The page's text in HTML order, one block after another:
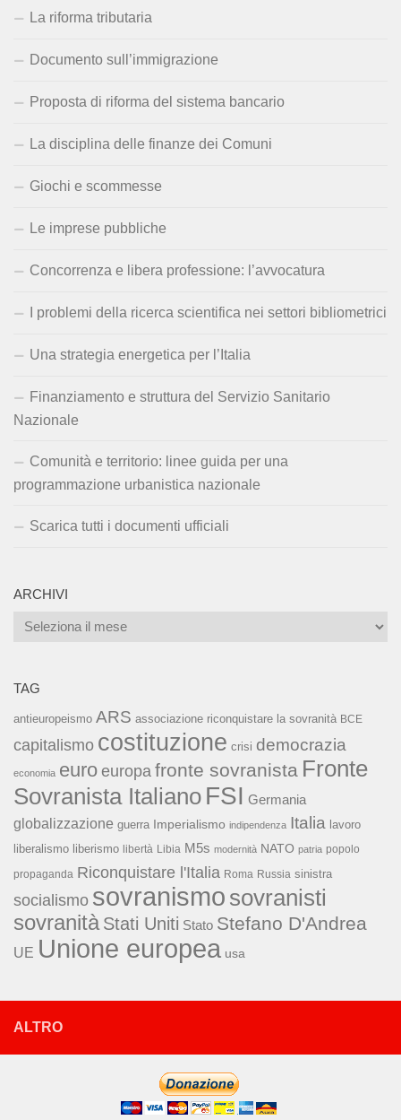
La riforma tributaria
Documento sull’immigrazione
Proposta di riforma del sistema bancario
La disciplina delle finanze dei Comuni
Giochi e scommesse
Le imprese pubbliche
Concorrenza e libera professione: l’avvocatura
I problemi della ricerca scientifica nei settori bibliometrici
Una strategia energetica per l’Italia
Finanziamento e struttura del Servizio Sanitario
Nazionale
Comunità e territorio: linee guida per una
programmazione urbanistica nazionale
Scarica tutti i documenti ufficiali
ARCHIVI
Archivi
TAG
antieuropeismo ARS associazione riconquistare la sovranità BCE
capitalismo costituzione crisi democrazia
economia euro europa fronte sovranista Fronte
Sovranista Italiano FSI Germania
globalizzazione guerra Imperialismo indipendenza Italia lavoro
liberalismo liberismo libertà Libia M5s modernità NATO patria popolo
propaganda Riconquistare l'Italia Roma Russia sinistra
socialismo sovranismo sovranisti
sovranità Stati Uniti Stato Stefano D'Andrea
UE Unione europea usa
ALTRO